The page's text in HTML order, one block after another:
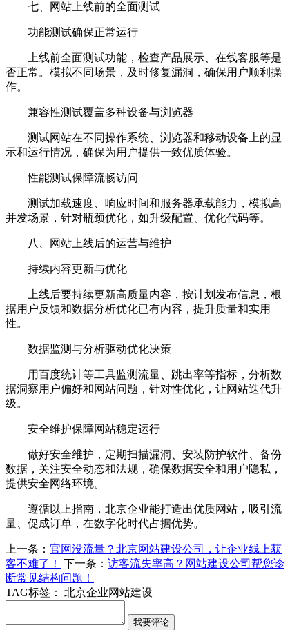
七、网站上线前的全面测试
功能测试确保正常运行
上线前全面测试功能，检查产品展示、在线客服等是
否正常。模拟不同场景，及时修复漏洞，确保用户顺利操
作。
兼容性测试覆盖多种设备与浏览器
测试网站在不同操作系统、浏览器和移动设备上的显
示和运行情况，确保为用户提供一致优质体验。
性能测试保障流畅访问
测试加载速度、响应时间和服务器承载能力，模拟高
并发场景，针对瓶颈优化，如升级配置、优化代码等。
八、网站上线后的运营与维护
持续内容更新与优化
上线后要持续更新高质量内容，按计划发布信息，根
据用户反馈和数据分析优化已有内容，提升质量和实用
性。
数据监测与分析驱动优化决策
用百度统计等工具监测流量、跳出率等指标，分析数
据洞察用户偏好和网站问题，针对性优化，让网站迭代升
级。
安全维护保障网站稳定运行
做好安全维护，定期扫描漏洞、安装防护软件、备份
数据，关注安全动态和法规，确保数据安全和用户隐私，
提供安全网络环境。
遵循以上指南，北京企业能打造出优质网站，吸引流
量、促成订单，在数字化时代占据优势。
上一条： 官网没流量？北京网站建设公司，让企业线上获
客不难了！
下一条： 访客流失率高？网站建设公司帮您诊
断常见结构问题！
TAG标签：
北京企业网站建设